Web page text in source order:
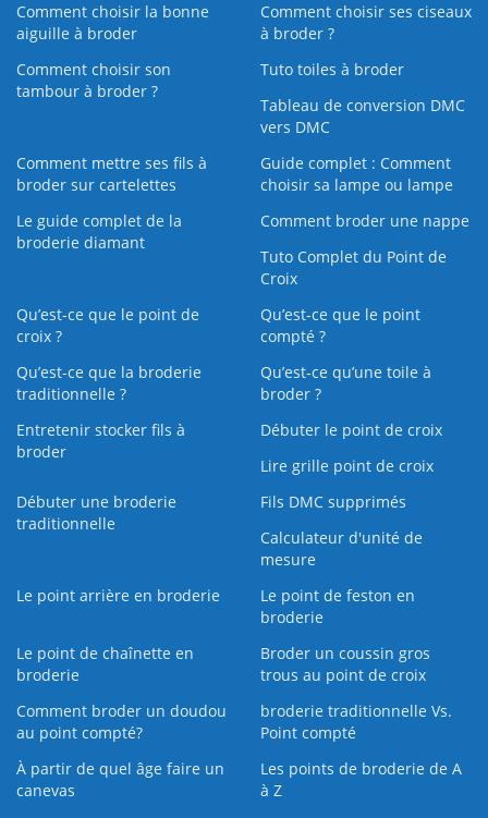
Comment choisir la bonne
aiguille à broder
Comment choisir ses ciseaux
à broder ?
Comment choisir son
tambour à broder ?
Tuto toiles à broder
Tableau de conversion DMC
vers DMC
Comment mettre ses fils à
broder sur cartelettes
Guide complet : Comment
choisir sa lampe ou lampe
Le guide complet de la
broderie diamant
Comment broder une nappe
Tuto Complet du Point de
Croix
Qu’est-ce que le point de
croix ?
Qu’est-ce que le point
compté ?
Qu’est-ce que la broderie
traditionnelle ?
Qu’est‑ce qu’une toile à
broder ?
Entretenir stocker fils à
broder
Débuter le point de croix
Lire grille point de croix
Débuter une broderie
traditionnelle
Fils DMC supprimés
Calculateur d'unité de
mesure
Le point arrière en broderie
Le point de feston en
broderie
Le point de chaînette en
broderie
Broder un coussin gros
trous au point de croix
Comment broder un doudou
au point compté?
broderie traditionnelle Vs.
Point compté
À partir de quel âge faire un
canevas
Les points de broderie de A
à Z